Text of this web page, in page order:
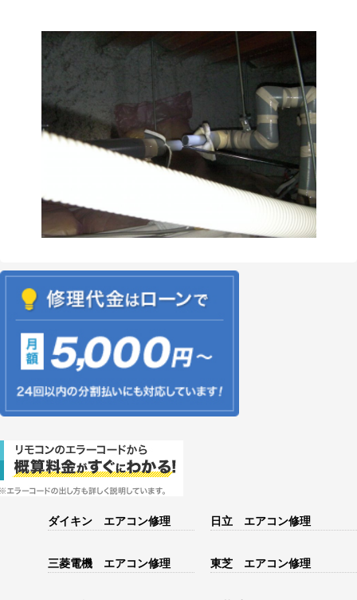
ダイキン エアコン修理 日立 エアコン修理
三菱電機 エアコン修理 東芝 エアコン修理